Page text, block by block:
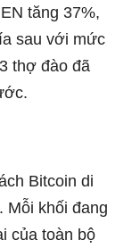
tăng 37%,
sau với mức
thợ đào đã
Bitcoin di
Mỗi khối đang
của toàn bộ